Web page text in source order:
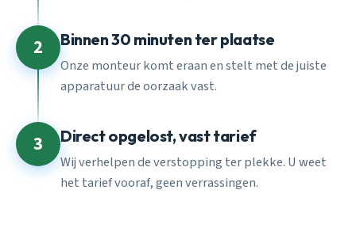
2 Binnen 30 minuten ter plaatse
Onze monteur komt eraan en stelt met de juiste
apparatuur de oorzaak vast.
3 Direct opgelost, vast tarief
Wij verhelpen de verstopping ter plekke. U weet
het tarief vooraf, geen verrassingen.